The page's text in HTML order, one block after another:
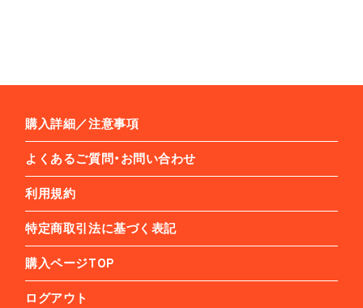
購入詳細／注意事項
よくあるご質問・お問い合わせ
利用規約
特定商取引法に基づく表記
購入ページTOP
ログアウト